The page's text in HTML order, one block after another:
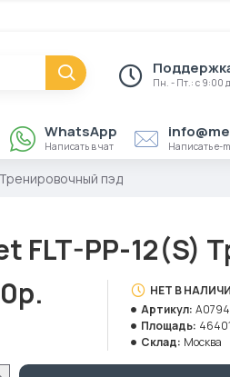
Пн. - Пт.: с 9:00
WhatsApp
Написать в чат Написать e-
пэд
FLT-PP-12(S)
НЕТ В
Артикул:
Площадь:
Склад: Москва